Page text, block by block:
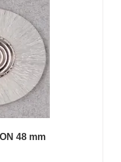
48 mm